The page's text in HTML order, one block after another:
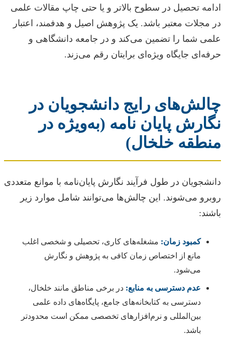
ادامه تحصیل در سطوح بالاتر و یا حتی چاپ مقالات علمی
در مجلات معتبر باشد. یک پژوهش اصیل و هدفمند، اعتبار
علمی شما را تضمین می‌کند و در جامعه دانشگاهی و
حرفه‌ای جایگاه ویژه‌ای برایتان رقم می‌زند.
چالش‌های رایج دانشجویان در
نگارش پایان نامه (به‌ویژه در
منطقه خلخال)
دانشجویان در طول فرآیند نگارش پایان‌نامه با موانع متعددی
روبرو می‌شوند. این چالش‌ها می‌توانند شامل موارد زیر
باشند:
کمبود زمان: مشغله‌های کاری، تحصیلی و شخصی اغلب
مانع از اختصاص زمان کافی به پژوهش و نگارش
می‌شود.
عدم دسترسی به منابع: در برخی مناطق مانند خلخال،
دسترسی به کتابخانه‌های جامع، پایگاه‌های داده علمی
بین‌المللی و نرم‌افزارهای تخصصی ممکن است محدودتر
باشد.